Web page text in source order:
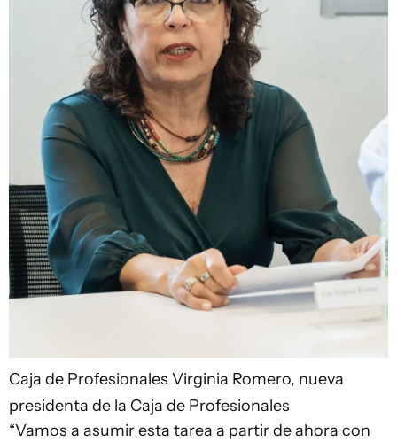
Caja de Profesionales Virginia Romero, nueva
presidenta de la Caja de Profesionales
“Vamos a asumir esta tarea a partir de ahora con